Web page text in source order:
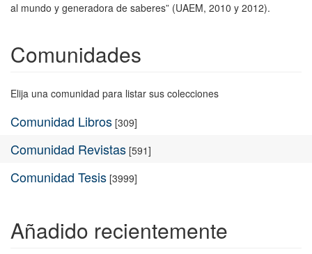
al mundo y generadora de saberes” (UAEM, 2010 y 2012).
Comunidades
Elija una comunidad para listar sus colecciones
Comunidad Libros [309]
Comunidad Revistas [591]
Comunidad Tesis [3999]
Añadido recientemente